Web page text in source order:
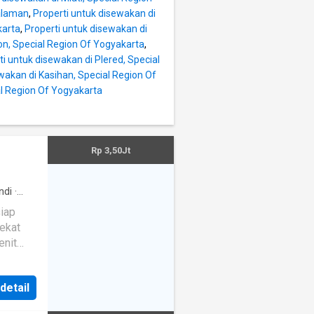
, Properti untuk disewakan di
, Properti untuk disewakan di
Special Region Of Yogyakarta,
untuk disewakan di Plered, Special
di Kasihan, Special Region Of
Region Of Yogyakarta
·
- 5
Rp 3,50Jt